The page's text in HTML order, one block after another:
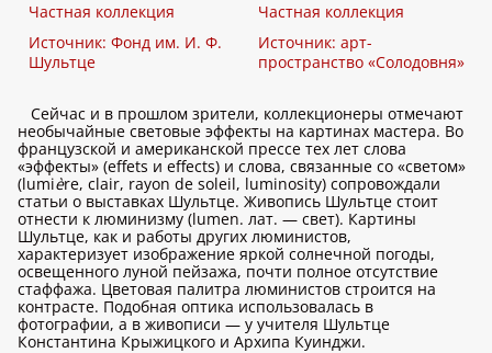
Частная коллекция
Источник: Фонд им. И. Ф.
Шультце
Частная коллекция
Источник: арт-
пространство «Солодовня»
Сейчас и в прошлом зрители, коллекционеры отмечают
необычайные световые эффекты на картинах мастера. Во
французской и американской прессе тех лет слова
«эффекты» (effets и effects) и слова, связанные со «светом»
(lumière, clair, rayon de soleil, luminosity) сопровождали
статьи о выставках Шультце. Живопись Шультце стоит
отнести к люминизму (lumen. лат. — свет). Картины
Шультце, как и работы других люминистов,
характеризует изображение яркой солнечной погоды,
освещенного луной пейзажа, почти полное отсутствие
стаффажа. Цветовая палитра люминистов строится на
контрасте. Подобная оптика использовалась в
фотографии, а в живописи — у учителя Шультце
Константина Крыжицкого и Архипа Куинджи.